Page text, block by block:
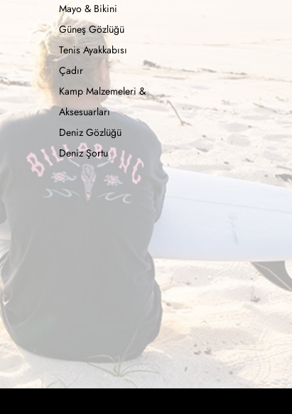
Mayo & Bikini
Güneş Gözlüğü
Tenis Ayakkabısı
Çadır
Kamp Malzemeleri &
Aksesuarları
Deniz Gözlüğü
Deniz Şortu